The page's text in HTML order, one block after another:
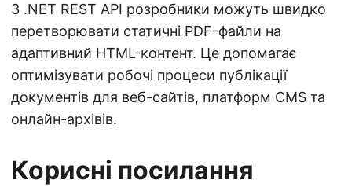
З .NET REST API розробники можуть швидко
перетворювати статичні PDF-файли на
адаптивний HTML-контент. Це допомагає
оптимізувати робочі процеси публікації
документів для веб-сайтів, платформ CMS та
онлайн-архівів.
Корисні посилання